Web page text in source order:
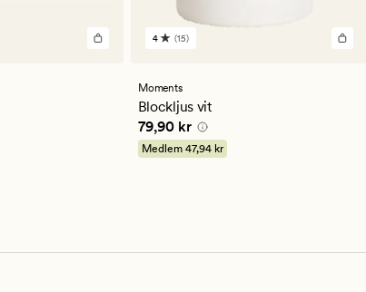
15
ett
genomsnittligt
betyg
på
4
4 (15)
Moments
Blockljus vit
Pris 79,90 kr
79,90 kr
Medlem 47,94 kr